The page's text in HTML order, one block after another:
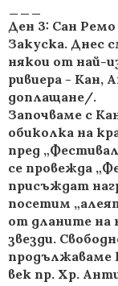
Ден 3: Сан
Закуска. Днес
някои от най-
ривиера - Кан,
доплащане/.
Започваме с
обиколка на
пред
се провежда
присъждат
посетим
от дланите на
звезди.
продължаваме
век пр. Хр.